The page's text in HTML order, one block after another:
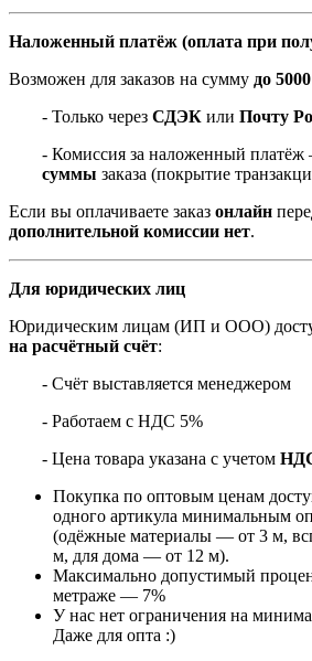
Наложенный платёж (оплата при
Возможен для заказов на сумму до
- Только через СДЭК или Почту
- Комиссия за наложенный
суммы заказа (покрытие
Если вы оплачиваете заказ онлайн
дополнительной комиссии нет.
Для юридических лиц
Юридическим лицам (ИП и ООО)
на расчётный счёт:
- Счёт выставляется менеджером
- Работаем с НДС 5%
- Цена товара указана с учетом
Покупка по оптовым ценам
одного артикула минимальным
(одёжные материалы — от 3 м,
м, для дома — от 12 м).
Максимально допустимый
метраже — 7%
У нас нет ограничения на
Даже для опта :)